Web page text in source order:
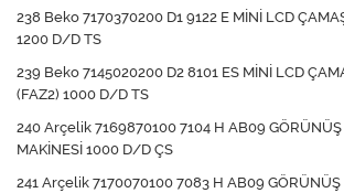
238 Beko 7170370200 D1 9122 E MİNİ LCD
1200 D/D TS
239 Beko 7145020200 D2 8101 ES MİNİ LCD
(FAZ2) 1000 D/D TS
240 Arçelik 7169870100 7104 H AB09 GÖRÜNÜŞ
MAKİNESİ 1000 D/D ÇS
241 Arçelik 7170070100 7083 H AB09 GÖRÜNÜŞ